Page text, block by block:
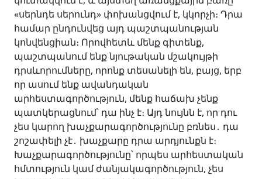
«սերնդե սերունդ» փոխանցվում է, կկորչի։ Դրա
համար ընդունվեց այդ պաշտպանության
կոնվենցիան։ Որովհետև մենք գիտենք,
պաշտպանում ենք նյութական մշակույթի
դրսևորումները, որոնք տեսանելի են, բայց, երբ
որ ասում ենք ավանդական
արհեստագործություն, մենք հաճախ չենք
պատկերացնում՝ դա ինչ է։ Այդ նույնն է, որ դու
չես կարող խաչքարագործությունը բռնես․ դա
շոշափելի չէ․ խաչքարը դրա արդյունքն է։
Խաչքարագործությունը՝ որպես արհեստական
հմտություն կամ ժանյակագործություն, չես